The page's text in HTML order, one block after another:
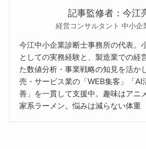
記事監修者：今江
経営コンサルタント 中小企
今江中小企業診断士事務所の代表。
としての実務経験と、製造業での経
た数値分析・事業戦略の知見を活か
売・サービス業の「WEB集客」「AI
善」を一貫して支援中。趣味はアニ
家系ラーメン。悩みは減らない体重